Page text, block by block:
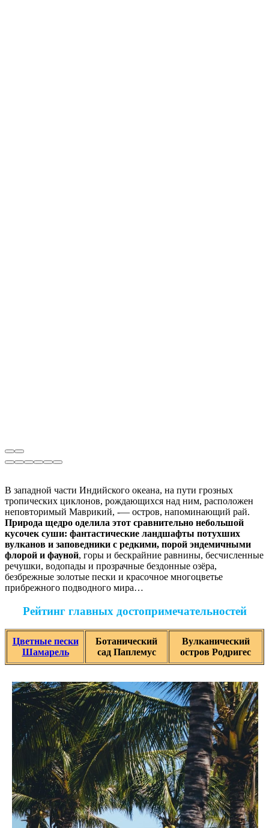
В западной части Индийского океана, на пути грозных
тропических циклонов, рождающихся над ним, расположен
неповторимый Маврикий, -— остров, напоминающий рай.
Природа щедро оделила этот сравнительно небольшой
кусочек суши: фантастические ландшафты потухших
вулканов и заповедники с редкими, порой эндемичными
флорой и фауной, горы и бескрайние равнины, бесчисленные
речушки, водопады и прозрачные бездонные озёра,
безбрежные золотые пески и красочное многоцветье
прибрежного подводного мира…
Рейтинг главных достопримечательностей
Цветные пески
Шамарель
Ботанический
сад Паплемус
Вулканический
остров Родригес